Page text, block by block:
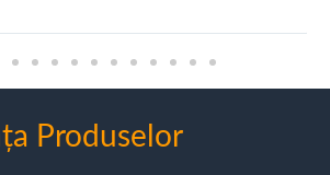
Produselor